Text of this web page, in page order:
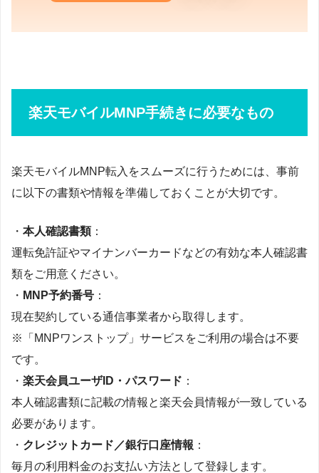
楽天モバイルMNP手続きに必要なもの
楽天モバイルMNP転入をスムーズに行うためには、事前
に以下の書類や情報を準備しておくことが大切です。
・ 本人確認書類：
運転免許証やマイナンバーカードなどの有効な本人確認書
類をご用意ください。
・ MNP予約番号 ：
現在契約している通信事業者から取得します。
※「MNPワンストップ」サービスをご利用の場合は不要
です。
・ 楽天会員ユーザID・パスワード ：
本人確認書類に記載の情報と楽天会員情報が一致している
必要があります。
・ クレジットカード／銀行口座情報 ：
毎月の利用料金のお支払い方法として登録します。